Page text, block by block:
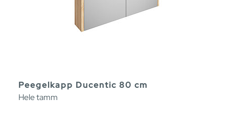
Peegelkapp Ducentic 80 cm
Hele tamm